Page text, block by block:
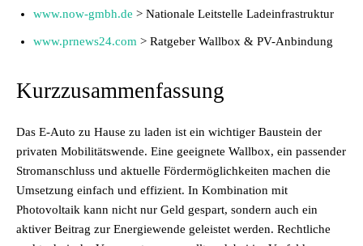
www.now-gmbh.de > Nationale Leitstelle Ladeinfrastruktur
www.prnews24.com > Ratgeber Wallbox & PV-Anbindung
Kurzzusammenfassung
Das E-Auto zu Hause zu laden ist ein wichtiger Baustein der
privaten Mobilitätswende. Eine geeignete Wallbox, ein passender
Stromanschluss und aktuelle Fördermöglichkeiten machen die
Umsetzung einfach und effizient. In Kombination mit
Photovoltaik kann nicht nur Geld gespart, sondern auch ein
aktiver Beitrag zur Energiewende geleistet werden. Rechtliche